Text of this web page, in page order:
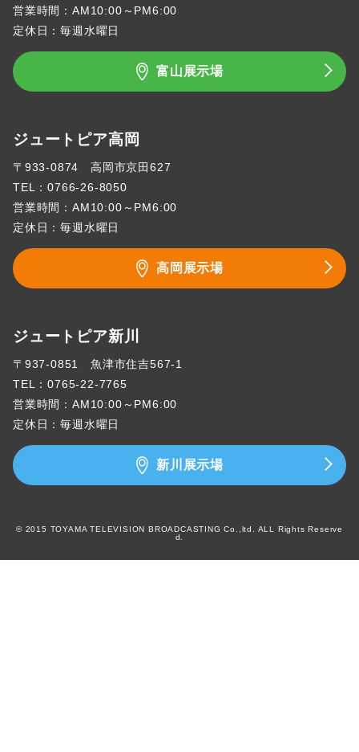
営業時間：AM10:00～PM6:00
定休日：毎週水曜日
富山展示場
ジュートピア高岡
〒933-0874 高岡市京田627
TEL：0766-26-8050
営業時間：AM10:00～PM6:00
定休日：毎週水曜日
高岡展示場
ジュートピア新川
〒937-0851 魚津市住吉567-1
TEL：0765-22-7765
営業時間：AM10:00～PM6:00
定休日：毎週水曜日
新川展示場
© 2015 TOYAMA TELEVISION BROADCASTING Co.,ltd. ALL Rights Reserve
d.